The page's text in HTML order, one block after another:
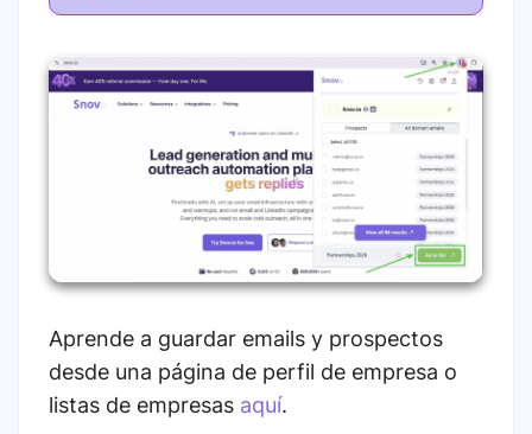
Aprende a guardar emails y prospectos
desde una página de perfil de empresa o
listas de empresas aquí.